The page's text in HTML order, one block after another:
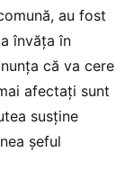
au fost
învăța în
că va cere
afectaţi sunt
susţine
șeful